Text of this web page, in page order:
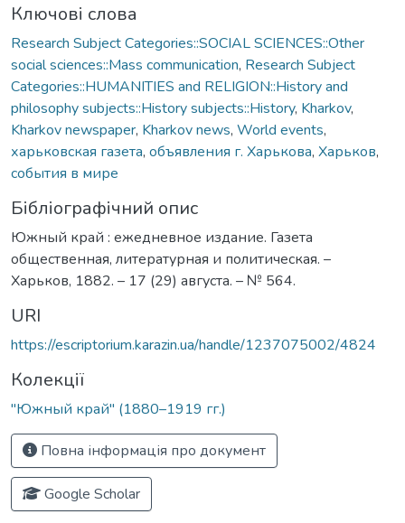
Ключові слова
Research Subject Categories::SOCIAL SCIENCES::Other
social sciences::Mass communication, Research Subject
Categories::HUMANITIES and RELIGION::History and
philosophy subjects::History subjects::History, Kharkov,
Kharkov newspaper, Kharkov news, World events,
харьковская газета, объявления г. Харькова, Харьков,
события в мире
Бібліографічний опис
Южный край : ежедневное издание. Газета
общественная, литературная и политическая. –
Харьков, 1882. – 17 (29) августа. – № 564.
URI
https://escriptorium.karazin.ua/handle/1237075002/4824
Колекції
"Южный край" (1880–1919 гг.)
Повна інформація про документ
Google Scholar